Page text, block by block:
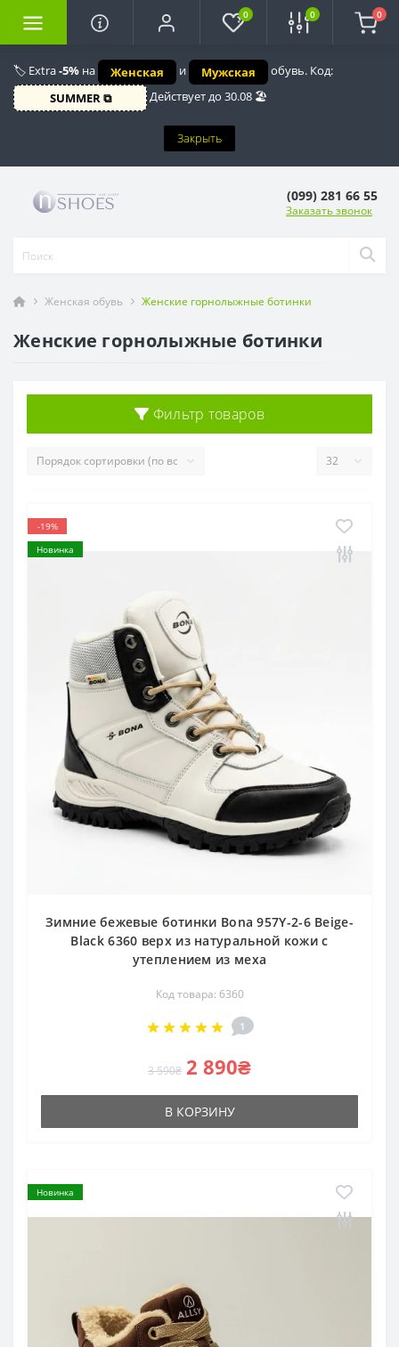
🏷️ Extra-5% на Женская и Мужская
обувь. Код:
SUMMER ⧉
Действует до 30.08 🏖️
Закрыть
0 0 0
(099) 281 66 55
Заказать звонок
Женская обувь Женские горнолыжные ботинки
Женские горнолыжные ботинки
Фильтр товаров
-19%
Новинка
Зимние бежевые ботинки Bona 957Y-2-6 Beige-
Black 6360 верх из натуральной кожи с
утеплением из меха
Код товара: 6360
1
3 590₴ 2 890₴
В КОРЗИНУ
Новинка